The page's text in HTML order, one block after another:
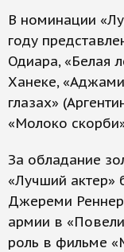
В номинации
году
Одиара, «Белая
Ханеке,
глазах»
«Молоко
За обладание
«Лучший актер»
Джереми Реннер
армии в
роль в фильме